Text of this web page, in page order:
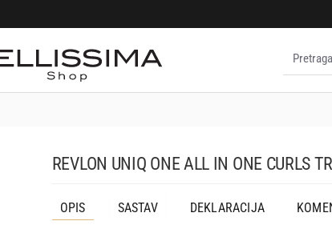
REVLON UNIQ ONE ALL IN ONE CURLS
OPIS SASTAV DEKLARACIJA